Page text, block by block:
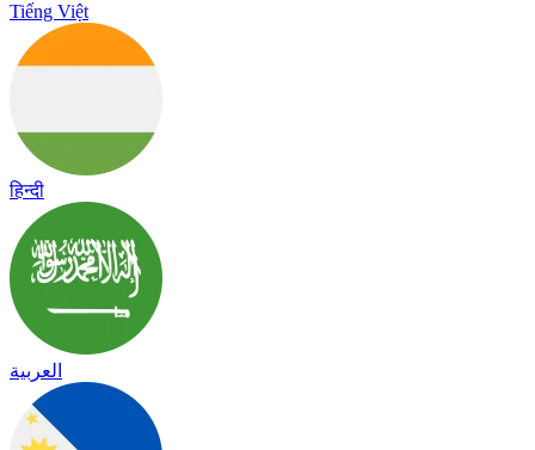
Tiếng Việt
हिन्दी
العربية